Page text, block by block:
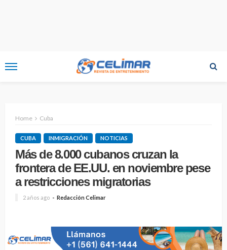
Home Cuba
CUBA INMIGRACIÓN NOTICIAS
Más de 8.000 cubanos cruzan la
frontera de EE.UU. en noviembre pese
a restricciones migratorias
2 años ago Redacción Celimar